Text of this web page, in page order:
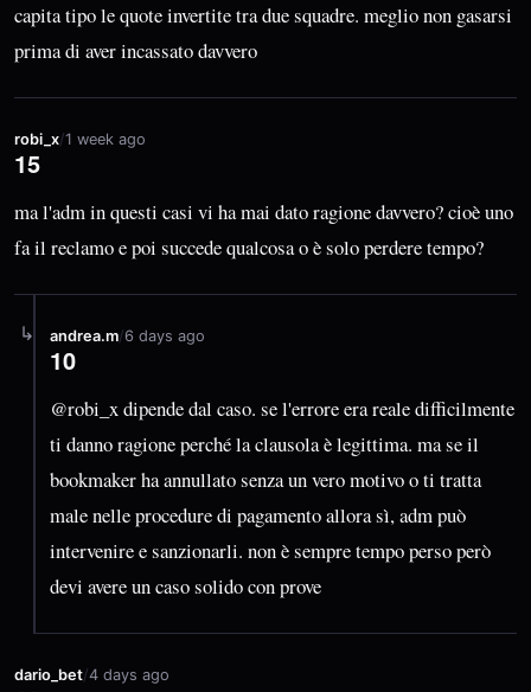
capita tipo le quote invertite tra due squadre. meglio non gasarsi
prima di aver incassato davvero
robi_x/1 week ago
15
ma l'adm in questi casi vi ha mai dato ragione davvero? cioè uno
fa il reclamo e poi succede qualcosa o è solo perdere tempo?
↳ andrea.m/6 days ago
10
@robi_x dipende dal caso. se l'errore era reale difficilmente
ti danno ragione perché la clausola è legittima. ma se il
bookmaker ha annullato senza un vero motivo o ti tratta
male nelle procedure di pagamento allora sì, adm può
intervenire e sanzionarli. non è sempre tempo perso però
devi avere un caso solido con prove
dario_bet/4 days ago